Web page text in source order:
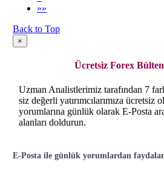
»»
Back to Top
×
Ücretsiz Forex
Uzman Analistlerimiz tarafından 7
siz değerli yatırımcılarımıza
yorumlarına günlük olarak E-Posta
alanları doldurun.
E-Posta ile günlük yorumlardan